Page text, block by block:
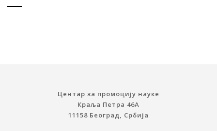
Центар за промоцију науке
Краља Петра 46A
11158 Београд, Србија